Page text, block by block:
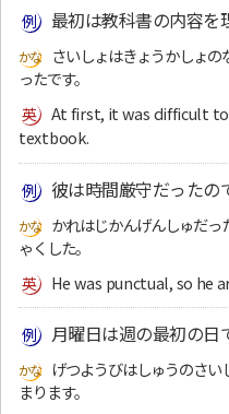
最初は教科書の内容を
さいしょはきょうかしょ
ったです。
At first, it was difficult
textbook.
彼は時間厳守だったの
かれはじかんげんしゅだっ
ゃくした。
He was punctual, so he
月曜日は週の最初の日
げつようびはしゅうのさ
まります。